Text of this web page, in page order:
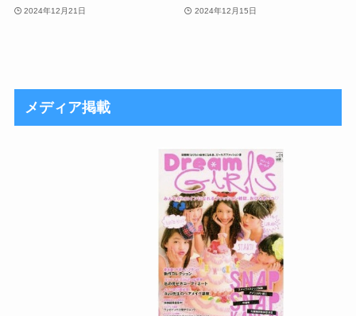
2024年12月21日 2024年12月15日
メディア掲載